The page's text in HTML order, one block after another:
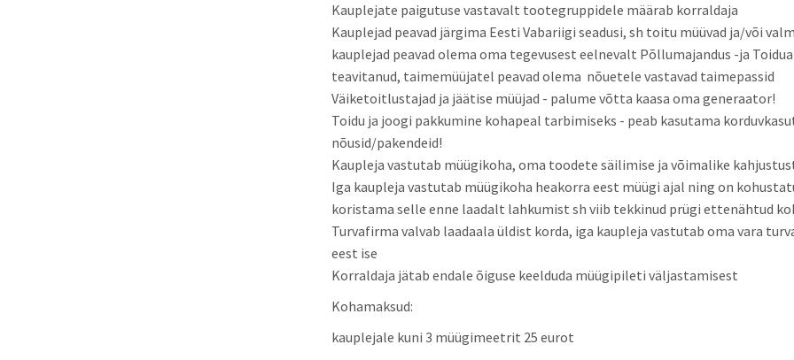
Kauplejate paigutuse vastavalt tootegruppidele määrab korraldaja
Kauplejad peavad järgima Eesti Vabariigi seadusi, sh toitu müüvad ja/või
kauplejad peavad olema oma tegevusest eelnevalt Põllumajandus -ja
teavitanud, taimemüüjatel peavad olema nõuetele vastavad taimepassid
Väiketoitlustajad ja jäätise müüjad - palume võtta kaasa oma generaator!
Toidu ja joogi pakkumine kohapeal tarbimiseks - peab kasutama
nõusid/pakendeid!
Kaupleja vastutab müügikoha, oma toodete säilimise ja võimalike
Iga kaupleja vastutab müügikoha heakorra eest müügi ajal ning on
koristama selle enne laadalt lahkumist sh viib tekkinud prügi ettenähtud
Turvafirma valvab laadaala üldist korda, iga kaupleja vastutab oma vara
eest ise
Korraldaja jätab endale õiguse keelduda müügipileti väljastamisest
Kohamaksud:
kauplejale kuni 3 müügimeetrit 25 eurot